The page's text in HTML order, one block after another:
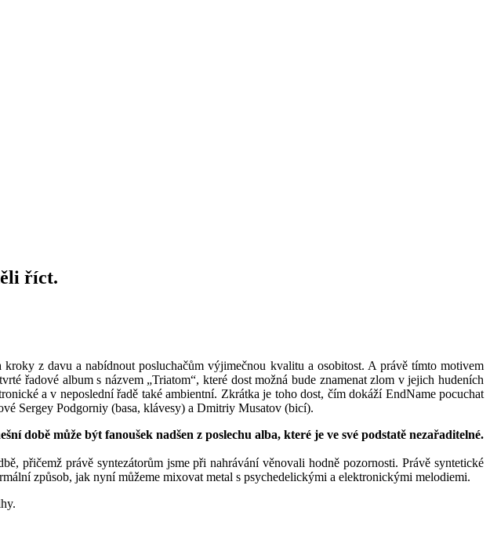
říct.
z davu a nabídnout posluchačům výjimečnou kvalitu a osobitost. A právě tímto motivem
řadové album s názvem „Triatom“, které dost možná bude znamenat zlom v jejich hudeních
a v neposlední řadě také ambientní. Zkrátka je toho dost, čím dokáží EndName pocuchat
Sergey Podgorniy (basa, klávesy) a Dmitriy Musatov (bicí).
době může být fanoušek nadšen z poslechu alba, které je ve své podstatě nezařaditelné.
přičemž právě syntezátorům jsme při nahrávání věnovali hodně pozornosti. Právě syntetické
způsob, jak nyní můžeme mixovat metal s psychedelickými a elektronickými melodiemi.